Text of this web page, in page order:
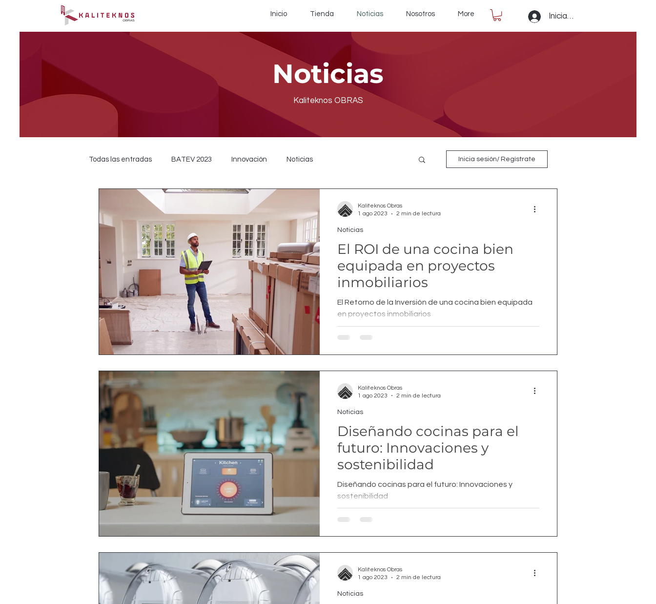
Inicio Tienda Noticias Nosotros More Iniciar sesión
Noticias
Kaliteknos OBRAS
Todas las entradas BATEV 2023 Innovación Noticias Inicia sesión/ Regístrate
El ROI de una cocina bien
equipada en proyectos
inmobiliarios
El Retorno de la Inversión de una cocina bien equipada
en proyectos inmobiliarios
Noticias
Kaliteknos Obras
1 ago 2023
2 min de lectura
Diseñando cocinas para el
futuro: Innovaciones y
sostenibilidad
Diseñando cocinas para el futuro: Innovaciones y
sostenibilidad
Noticias
Kaliteknos Obras
1 ago 2023
2 min de lectura
Noticias
Kaliteknos Obras
1 ago 2023
2 min de lectura